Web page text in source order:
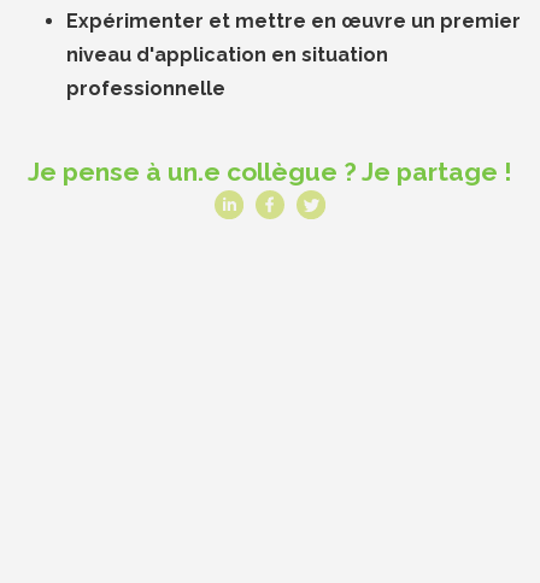
Expérimenter et mettre en œuvre un premier
niveau d'application en situation
professionnelle
Je pense à un.e collègue ? Je partage !